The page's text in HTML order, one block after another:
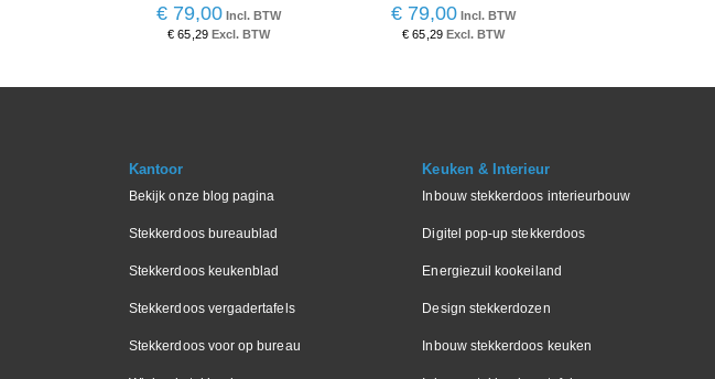
€ 79,00
€ 65,29
€ 79,00
€ 65,29
Kantoor
Bekijk onze blog pagina
Stekkerdoos bureaublad
Stekkerdoos keukenblad
Stekkerdoos vergadertafels
Stekkerdoos voor op bureau
Keuken & Interieur
Inbouw stekkerdoos interieurbouw
Digitel pop-up stekkerdoos
Energiezuil kookeiland
Design stekkerdozen
Inbouw stekkerdoos keuken